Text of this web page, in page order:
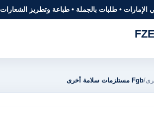
• طلبات بالجملة • طباعة وتطريز الشعارات
/Fgb مستلزمات سلامة أخرى